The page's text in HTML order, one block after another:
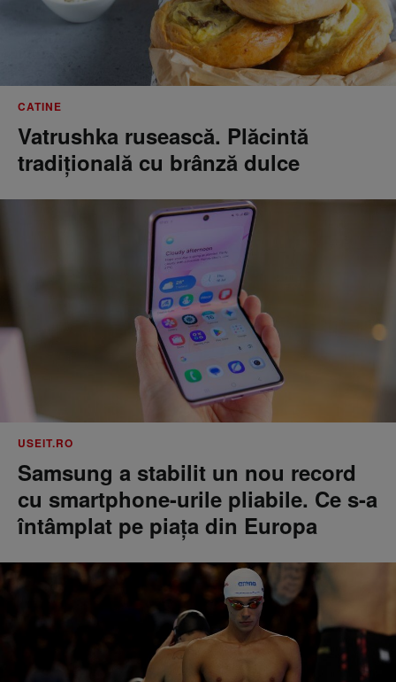
CATINE
Vatrushka rusească. Plăcintă
tradițională cu brânză dulce
USEIT.RO
Samsung a stabilit un nou record
cu smartphone-urile pliabile. Ce s-a
întâmplat pe piața din Europa